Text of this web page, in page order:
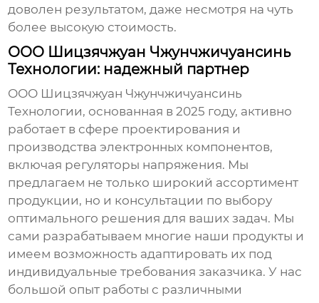
доволен результатом, даже несмотря на чуть
более высокую стоимость.
ООО Шицзячжуан Чжунчжичуансинь
Технологии: надежный партнер
ООО Шицзячжуан Чжунчжичуансинь
Технологии, основанная в 2025 году, активно
работает в сфере проектирования и
производства электронных компонентов,
включая регуляторы напряжения. Мы
предлагаем не только широкий ассортимент
продукции, но и консультации по выбору
оптимального решения для ваших задач. Мы
сами разрабатываем многие наши продукты и
имеем возможность адаптировать их под
индивидуальные требования заказчика. У нас
большой опыт работы с различными